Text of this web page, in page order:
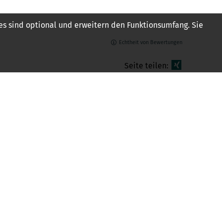
Echtheit von Bewertungen
Seite teilen:
sind optional und erweitern den Funktionsumfang. Sie